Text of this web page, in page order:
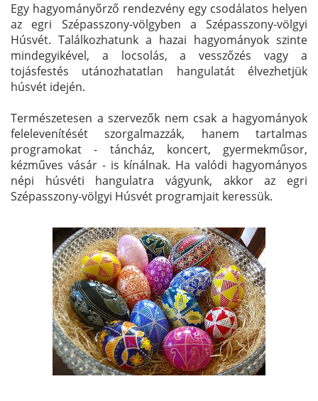
Egy hagyományőrző rendezvény egy csodálatos helyen
az egri Szépasszony-völgyben a Szépasszony-völgyi
Húsvét. Találkozhatunk a hazai hagyományok szinte
mindegyikével, a locsolás, a vesszőzés vagy a
tojásfestés utánozhatatlan hangulatát élvezhetjük
húsvét idején.
Természetesen a szervezők nem csak a hagyományok
felelevenítését szorgalmazzák, hanem tartalmas
programokat - táncház, koncert, gyermekműsor,
kézműves vásár - is kínálnak. Ha valódi hagyományos
népi húsvéti hangulatra vágyunk, akkor az egri
Szépasszony-völgyi Húsvét programjait keressük.